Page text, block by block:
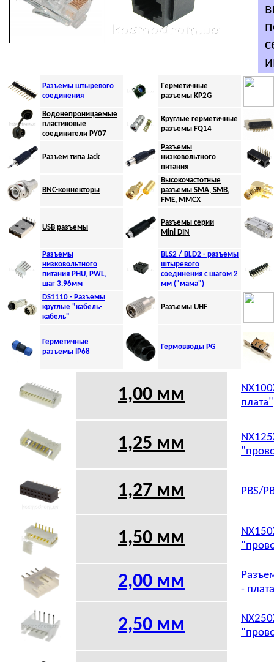
Разъемы штыревого
соединения
Герметичные
разъемы KP2G
Водонепроницаемые
пластиковые
соединители PY07
Круглые герметичные
разъемы FQ14
Разъем типа Jack
Разъемы
низковольтного
питания
BNC-коннекторы
Высокочастотные
разъемы SMA, SMB,
FME, MMCX
USB разъемы
Разъемы серии
Mini DIN
Разъемы
низковольтного
питания PНU, PWL,
шаг 3.96мм
BLS2 / BLD2 - разъемы
штыревого
соединения с шагом 2
мм ("мама")
DS1110 - Разъемы
круглые "кабель-
кабель"
Разъемы UHF
Герметичные
разъемы IP68
Гермовводы PG
1,00 мм
плата"
1,25 мм
1,27 мм PBS/
1,50 мм
2,00 мм
-
2,50 мм